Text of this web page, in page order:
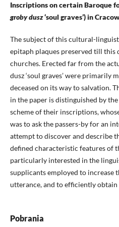
Inscriptions on certain Baroque
groby dusz‘soul graves’) in
The subject of this cultural-
epitaph plaques preserved till this
churches. Erected far from the
dusz ‘soul graves’ were primarily
deceased on its way to salvation.
in the paper is distinguished by
scheme of their inscriptions,
was to ask the passers-by for an
attempt to discover and describe
defined characteristic features of
particularly interested in the
supplicants employed to increase
utterance, and to efficiently obtain
Pobrania